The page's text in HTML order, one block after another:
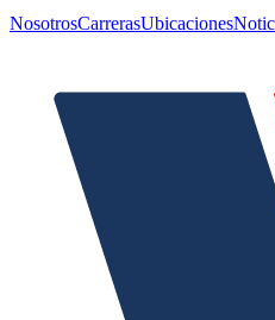
NosotrosCarrerasUbicaciones